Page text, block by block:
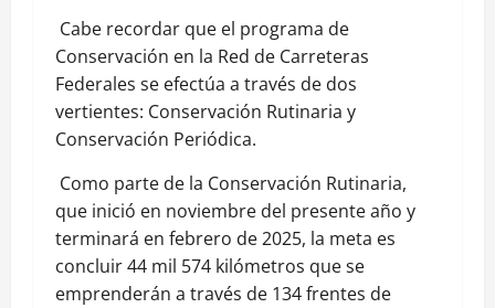
Cabe recordar que el programa de
Conservación en la Red de Carreteras
Federales se efectúa a través de dos
vertientes: Conservación Rutinaria y
Conservación Periódica.
Como parte de la Conservación Rutinaria,
que inició en noviembre del presente año y
terminará en febrero de 2025, la meta es
concluir 44 mil 574 kilómetros que se
emprenderán a través de 134 frentes de